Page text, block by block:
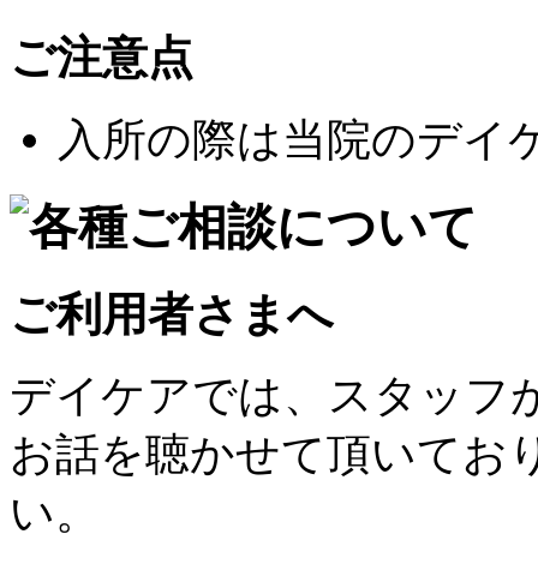
ご注意点
入所の際は当院のデイ
ご利用者さまへ
デイケアでは、スタッフ
お話を聴かせて頂いてお
い。